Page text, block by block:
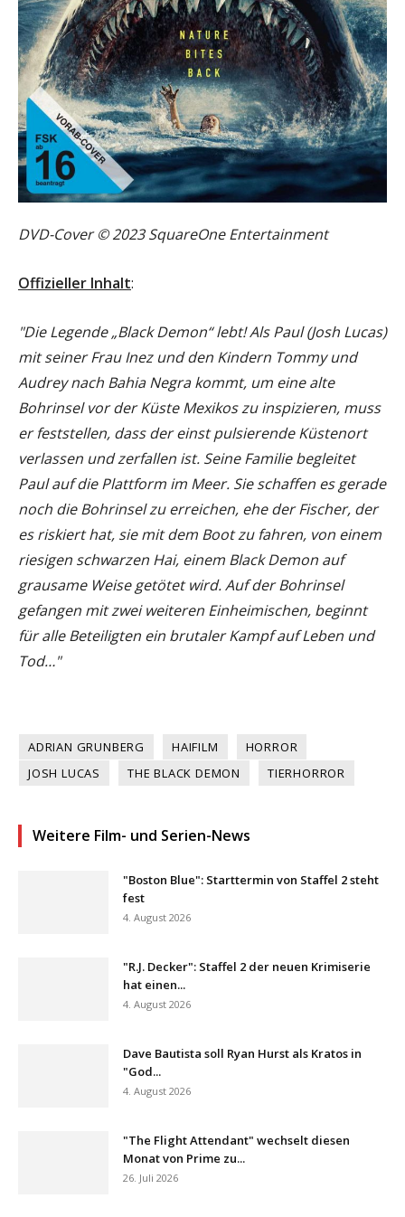
DVD-Cover © 2023 SquareOne Entertainment
Offizieller Inhalt:
"Die Legende „Black Demon“ lebt! Als Paul (Josh Lucas)
mit seiner Frau Inez und den Kindern Tommy und
Audrey nach Bahia Negra kommt, um eine alte
Bohrinsel vor der Küste Mexikos zu inspizieren, muss
er feststellen, dass der einst pulsierende Küstenort
verlassen und zerfallen ist. Seine Familie begleitet
Paul auf die Plattform im Meer. Sie schaffen es gerade
noch die Bohrinsel zu erreichen, ehe der Fischer, der
es riskiert hat, sie mit dem Boot zu fahren, von einem
riesigen schwarzen Hai, einem Black Demon auf
grausame Weise getötet wird. Auf der Bohrinsel
gefangen mit zwei weiteren Einheimischen, beginnt
für alle Beteiligten ein brutaler Kampf auf Leben und
Tod…"
ADRIAN GRUNBERG HAIFILM
HORROR
JOSH LUCAS
THE BLACK DEMON TIERHORROR
Weitere Film- und Serien-News
"Boston Blue": Starttermin von Staffel 2 steht
fest
4. August 2026
"R.J. Decker": Staffel 2 der neuen Krimiserie
hat einen...
4. August 2026
Dave Bautista soll Ryan Hurst als Kratos in
"God...
4. August 2026
"The Flight Attendant" wechselt diesen
Monat von Prime zu...
26. Juli 2026